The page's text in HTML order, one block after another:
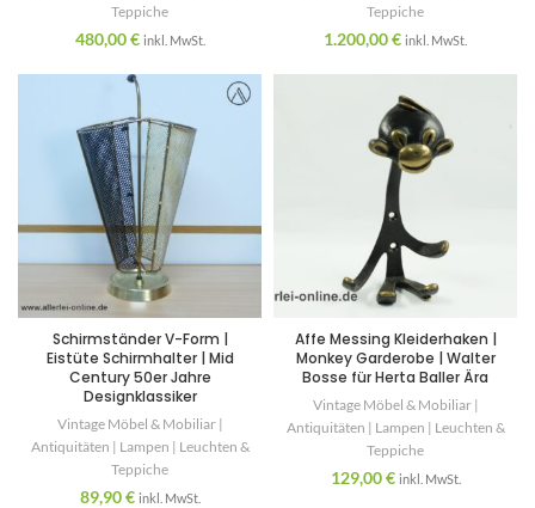
Teppiche
480,00€ inkl. MwSt.
Teppiche
1.200,00€ inkl. MwSt.
Schirmständer V-Form |
Eistüte Schirmhalter | Mid
Century 50er Jahre
Designklassiker
Vintage Möbel & Mobiliar |
Antiquitäten | Lampen | Leuchten &
Teppiche
89,90€ inkl. MwSt.
Affe Messing Kleiderhaken |
Monkey Garderobe | Walter
Bosse für Herta Baller Ära
Vintage Möbel & Mobiliar |
Antiquitäten | Lampen | Leuchten &
Teppiche
129,00€ inkl. MwSt.